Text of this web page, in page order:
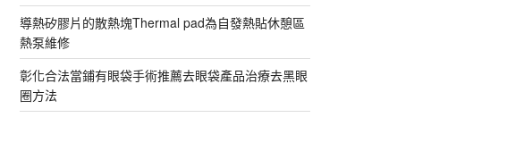
導熱矽膠片的散熱塊Thermal pad為自發熱貼休憩區
熱泵維修
彰化合法當鋪有眼袋手術推薦去眼袋產品治療去黑眼
圈方法